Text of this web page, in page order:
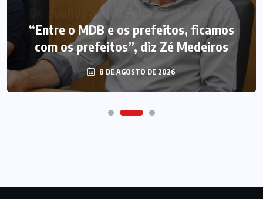
“Entre o MDB e os prefeitos, ficamos
com os prefeitos”, diz Zé Medeiros
8 DE AGOSTO DE 2026